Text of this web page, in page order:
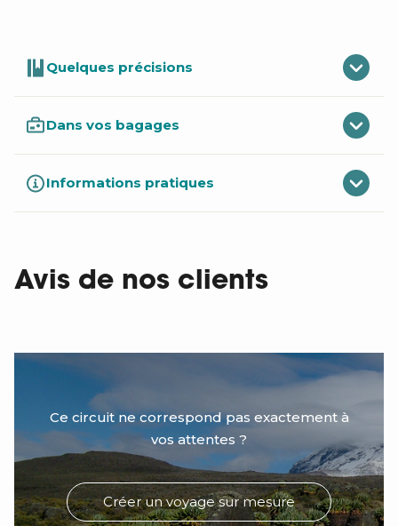
Quelques précisions
Dans vos bagages
Informations pratiques
Avis de nos clients
Ce circuit ne correspond pas exactement à
vos attentes ?
Créer un voyage sur mesure